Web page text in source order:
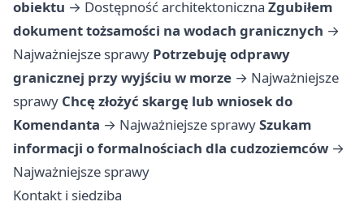
obiektu → Dostępność architektoniczna Zgubiłem
dokument tożsamości na wodach granicznych →
Najważniejsze sprawy Potrzebuję odprawy
granicznej przy wyjściu w morze → Najważniejsze
sprawy Chcę złożyć skargę lub wniosek do
Komendanta → Najważniejsze sprawySzukam
informacji o formalnościach dla cudzoziemców →
Najważniejsze sprawy
Kontakt i siedziba